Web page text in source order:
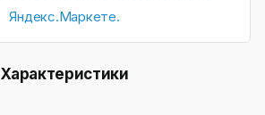
Характеристики